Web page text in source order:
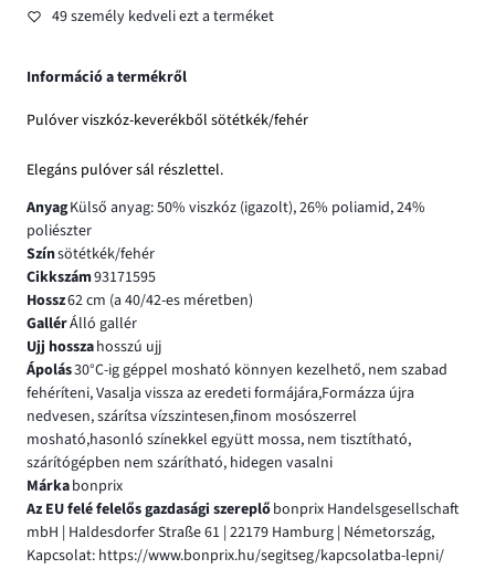
49 személy kedveli ezt a terméket
Információ a termékről
Pulóver viszkóz-keverékből sötétkék/fehér
Elegáns pulóver sál részlettel.
AnyagKülső anyag: 50% viszkóz (igazolt), 26% poliamid, 24%
poliészter
Színsötétkék/fehér
Cikkszám93171595
Hossz62 cm (a 40/42-es méretben)
GallérÁlló gallér
Ujj hosszahosszú ujj
Ápolás30°C-ig géppel mosható könnyen kezelhető, nem szabad
fehéríteni, Vasalja vissza az eredeti formájára,Formázza újra
nedvesen, szárítsa vízszintesen,finom mosószerrel
mosható,hasonló színekkel együtt mossa, nem tisztítható,
szárítógépben nem szárítható, hidegen vasalni
Márkabonprix
Az EU felé felelős gazdasági szereplőbonprix Handelsgesellschaft
mbH | Haldesdorfer Straße 61 | 22179 Hamburg | Németország,
Kapcsolat: https://www.bonprix.hu/segitseg/kapcsolatba-lepni/